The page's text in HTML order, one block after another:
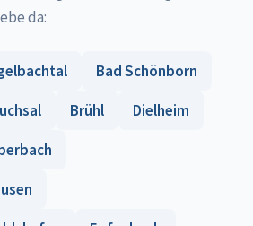
da:
Bad Schönborn
Brühl
Dielheim